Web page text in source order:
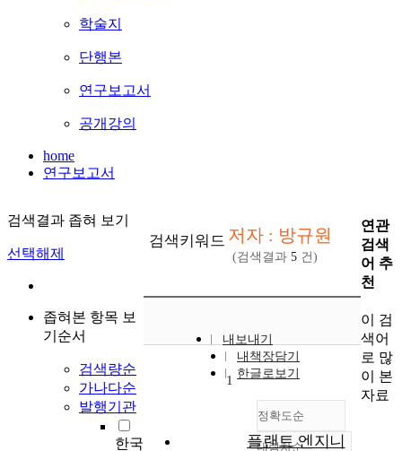
학술지
단행본
연구보고서
공개강의
home
연구보고서
검색결과 좁혀 보기
선택해제
좁혀본 항목 보
기순서
검색량순
가나다순
발행기관
한국
검색키워드 저자 : 방규원
(검색결과 5 건)
내보내기
내책장담기
한글로보기
정확도순
내림차순
1
플랜트 엔지니
연관
검색
어 추
천
이 검
색어
로 많
이 본
자료